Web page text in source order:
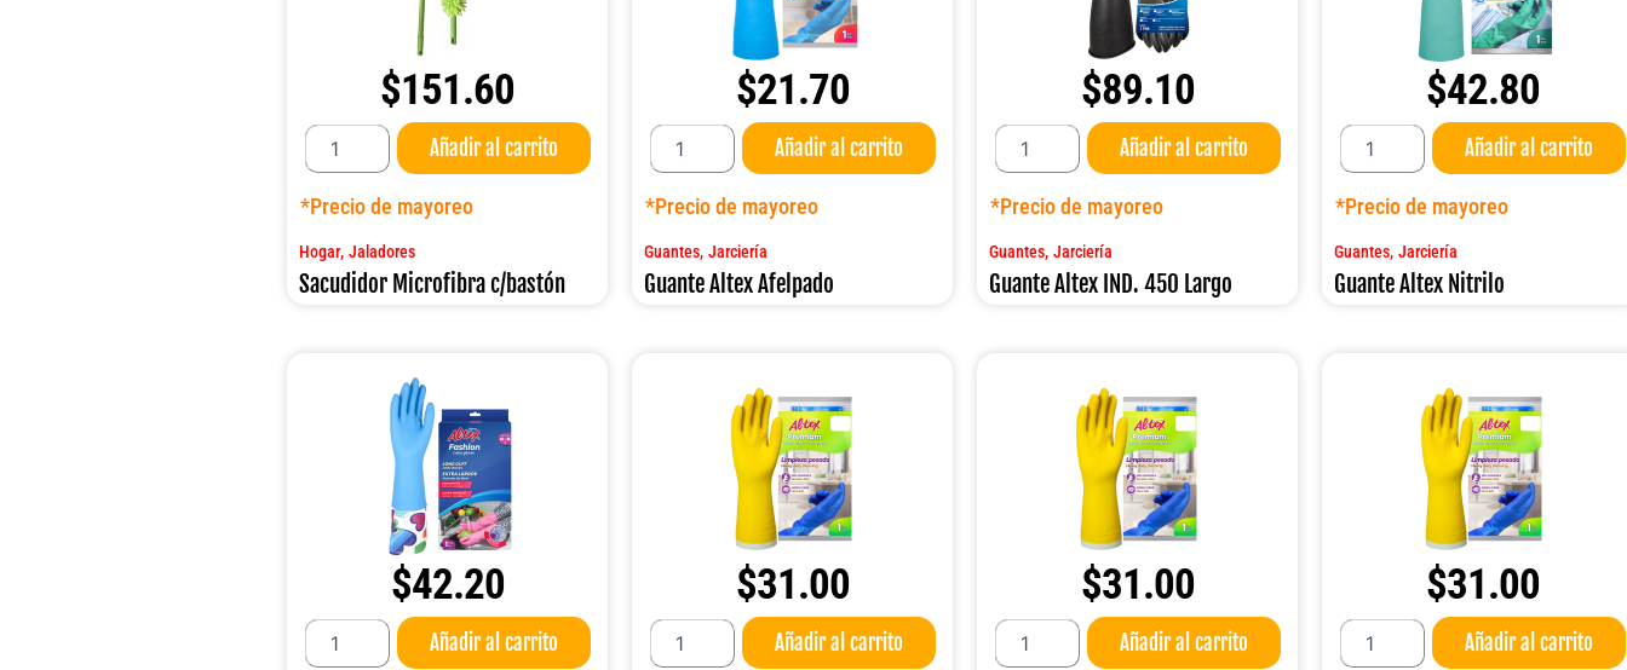
$151.60
Sacudidor
Microfibra
c/bastón
cantidad
Añadir al carrito
*Precio de mayoreo
Hogar,Jaladores
Sacudidor Microfibra c/bastón
$21.70
Guante
Altex
Afelpado
cantidad
Añadir al carrito
*Precio de mayoreo
Guantes,Jarciería
Guante Altex Afelpado
$89.10
Guante
Altex
IND.
450
cantidad
Añadir al carrito
*Precio de mayoreo
Guantes,Jarciería
Guante Altex IND. 450 Largo
$42.80
Guante
Altex
Nitrilo
cantidad
Añadir al carrito
*Precio de mayoreo
Guantes,Jarciería
Guante Altex Nitrilo
$42.20
Guante
Altex
Añadir al carrito
$31.00
Guante
Altex
Añadir al carrito
$31.00
Guante
Altex
Añadir al carrito
$31.00
Guante
Altex
Añadir al carrito